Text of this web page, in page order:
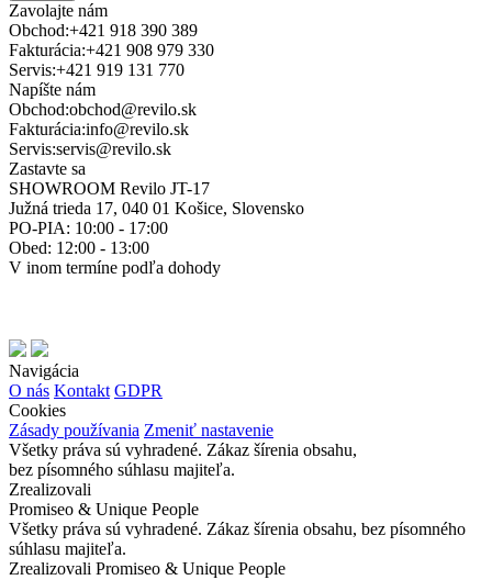
Zavolajte nám
Obchod:+421 918 390 389
Fakturácia:+421 908 979 330
Servis:+421 919 131 770
Napíšte nám
Obchod:obchod@revilo.sk
Fakturácia:info@revilo.sk
Servis:servis@revilo.sk
Zastavte sa
SHOWROOM Revilo JT-17
Južná trieda 17, 040 01 Košice, Slovensko
PO-PIA: 10:00 - 17:00
Obed: 12:00 - 13:00
V inom termíne podľa dohody
Navigácia
O nás Kontakt GDPR
Cookies
Zásady používania Zmeniť nastavenie
Všetky práva sú vyhradené. Zákaz šírenia obsahu,
bez písomného súhlasu majiteľa.
Zrealizovali
Promiseo & Unique People
Všetky práva sú vyhradené. Zákaz šírenia obsahu, bez písomného
súhlasu majiteľa.
Zrealizovali Promiseo & Unique People